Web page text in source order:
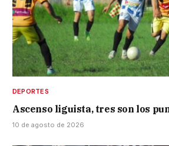
DEPORTES
Ascenso liguista, tres son los
10 de agosto de 2026